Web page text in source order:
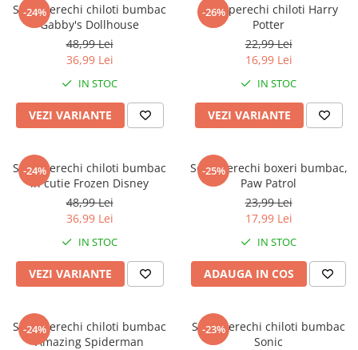
-24%
Set 3 perechi chiloti bumbac
Gabby's Dollhouse
48,99 Lei
36,99 Lei
IN STOC
VEZI VARIANTE
-26%
Set 3 perechi chiloti Harry
Potter
22,99 Lei
16,99 Lei
IN STOC
VEZI VARIANTE
-24%
Set 3 perechi chiloti bumbac
in cutie Frozen Disney
48,99 Lei
36,99 Lei
IN STOC
VEZI VARIANTE
-25%
Set 2 perechi boxeri bumbac,
Paw Patrol
23,99 Lei
17,99 Lei
IN STOC
ADAUGA IN COS
-24%
Set 3 perechi chiloti bumbac
Amazing Spiderman
-23%
Set 3 perechi chiloti bumbac
Sonic